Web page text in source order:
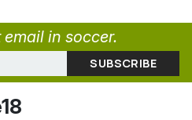
email in soccer.